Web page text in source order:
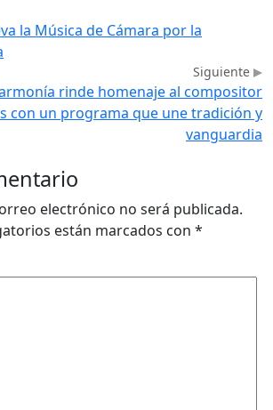
la Música de Cámara por la
Siguiente
rinde homenaje al compositor
con un programa que une tradición y
vanguardia
electrónico no será publicada.
están marcados con *